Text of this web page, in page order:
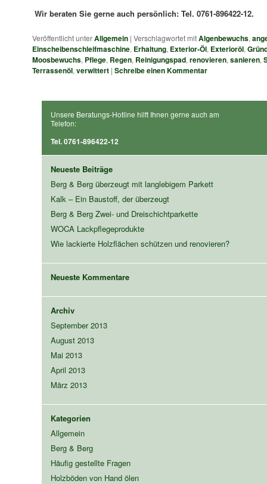
Wir beraten Sie gerne auch persönlich: Tel. 0761-896422-12.
Veröffentlicht unterAllgemein | Verschlagwortet mitAlgenbewuchs,
Einscheibenschleifmaschine, Erhaltung, Exterior-Öl, Exterioröl,
Moosbewuchs, Pflege, Regen, Reinigungspad, renovieren, sanieren,
Terrassenöl, verwittert | Schreibe einen Kommentar
Unsere Beratungs-Hotline hilft Ihnen gerne auch am
Telefon:
Tel. 0761-896422-12
Neueste Beiträge
Berg & Berg überzeugt mit langlebigem Parkett
Kalk – Ein Baustoff, der überzeugt
Berg & Berg Zwei- und Dreischichtparkette
WOCA Lackpflegeprodukte
Wie lackierte Holzflächen schützen und renovieren?
Neueste Kommentare
Archiv
September 2013
August 2013
Mai 2013
April 2013
März 2013
Kategorien
Allgemein
Berg & Berg
Häufig gestellte Fragen
Holzböden von Hand ölen